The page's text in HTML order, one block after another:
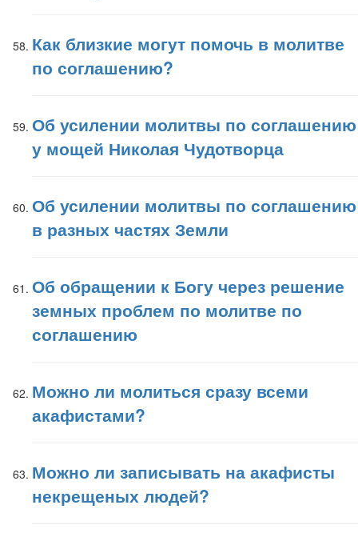
Как близкие могут помочь в молитве
по соглашению?
Об усилении молитвы по соглашению
у мощей Николая Чудотворца
Об усилении молитвы по соглашению
в разных частях Земли
Об обращении к Богу через решение
земных проблем по молитве по
соглашению
Можно ли молиться сразу всеми
акафистами?
Можно ли записывать на акафисты
некрещеных людей?